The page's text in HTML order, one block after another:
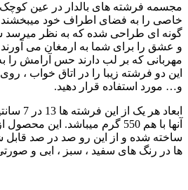
مجسمه فرشته های بالدار در عین
خاصی را به فضای اطراف خود
گونه ای طراحی شده که به نظر میرسد
و عشق را برای شما به ارمغان می
مهربانی که بر لب دارند حس آرامش را
این دو فرشته زیبا را در اتاق خواب ،
و… مورد استفاده قرار دهید.
ابعاد
آنها با هم 550 گرم میباشد. این
ساخته شده و از این رو صد در صد
ها در رنگ های سفید ، سبز ، ابی و